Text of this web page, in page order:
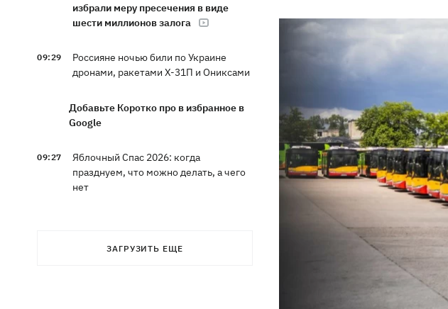
избрали меру пресечения в виде
шести миллионов залога
09:29
Россияне ночью били по Украине
дронами, ракетами Х-31П и Ониксами
Добавьте Коротко про в избранное в
Google
09:27
Яблочный Спас 2026: когда
празднуем, что можно делать, а чего
нет
ЗАГРУЗИТЬ ЕЩЕ